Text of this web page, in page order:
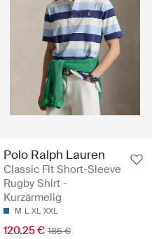
Polo Ralph Lauren
Classic Fit Short-Sleeve
Rugby Shirt -
Kurzärmelig
M L XL XXL
120.25 € 185 €